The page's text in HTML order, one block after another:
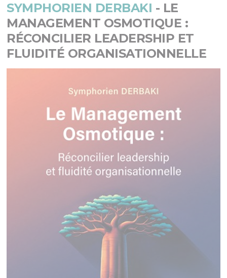
SYMPHORIEN DERBAKI - LE
MANAGEMENT OSMOTIQUE :
RÉCONCILIER LEADERSHIP ET
FLUIDITÉ ORGANISATIONNELLE